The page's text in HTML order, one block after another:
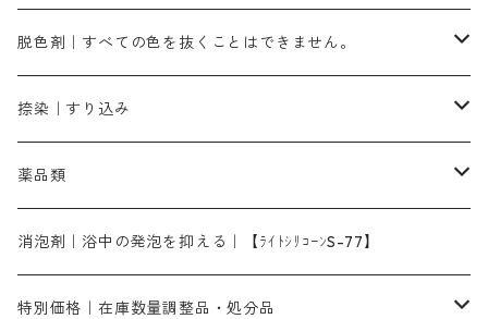
染料一覧ー500g入り
1kg
ピンクMB｜ピンク色
ローズMB｜鮮やかなピンク色）
スカイブルーMG｜緑みの空色
ターキスブルーHNG｜緑みの空色
ブラックMG（青みの黒色）
ネオホワイトR
片羽刷毛
洋型紙9番手｜中薄口｜約54cm×110cm
伸子
型洗いブラシ
芒硝｜綿・麻の染色に使用する。
アゾリン200％｜綿・麻・絹・羊毛・ナイロンの染色
レオニールEHC｜反応染料用
染料の浸透剤
ソルバライトS-70｜各種繊維の浸し染めに使用可能
染料の定着向上剤
ライトフィックスAコンク｜綿・麻もしくは直接染料で染めた素材
シルクフィックス３A｜絹の染料定着向上剤
アルカリ剤｜反応染料用
ソーダ灰
染料溶解剤
セレナゾールPDN｜各種染料の染料溶解剤
ネオポールB－300｜反応染料のソーピング剤
仕上げ剤｜柔軟・平滑剤
白場汚染防止剤
カルボキシメチルセルロース（CMC）
海藻系
たんぱく質系
化学糊（PVA）
防腐剤｜アルカリ性
脱色剤｜すべての色を抜くことはできません。
脱色剤
全体脱色｜ハイドロサルファイトコンク
部分脱色｜デグロリンSコンク
脱色助剤｜浸透・複色抑制剤
メイプロガムNP｜にじみ防止剤
アミラヂンD｜浸透・複色抑制剤
捺染｜すり込み
染料溶解剤｜染料の均一な浸透・吸着を補助する
捺染糊
メイプロガムNP（綿・麻・絹用｜直接・酸性・含金染料用）
白場汚染防止剤｜ソーピング剤｜水洗する際の再汚染防止剤
薬品類
ア行
カ行
消泡剤｜浴中の発泡を抑える｜【ﾗｲﾄｼﾘｺｰﾝS-77】
特別価格｜在庫数量調整品・処分品